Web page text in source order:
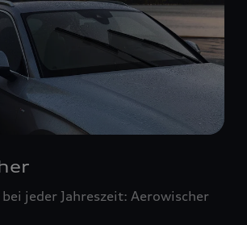
jeder Jahreszeit: Aerowischer